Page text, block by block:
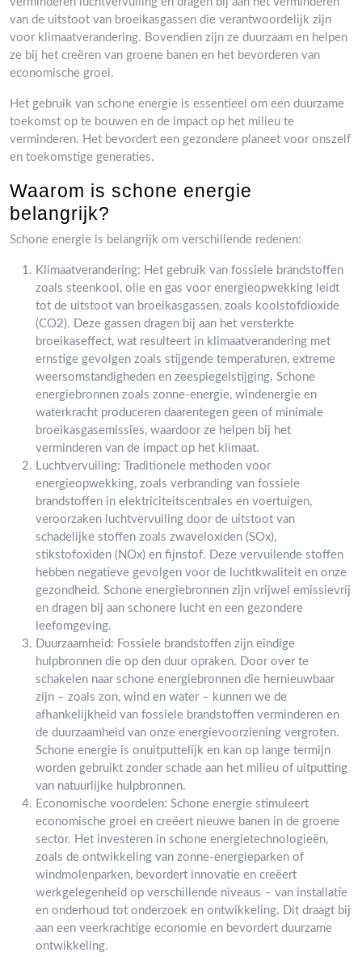
van de uitstoot van broeikasgassen die verantwoordelijk zijn
voor klimaatverandering. Bovendien zijn ze duurzaam en helpen
ze bij het creëren van groene banen en het bevorderen van
economische groei.
Het gebruik van schone energie is essentieel om een duurzame
toekomst op te bouwen en de impact op het milieu te
verminderen. Het bevordert een gezondere planeet voor onszelf
en toekomstige generaties.
Waarom is schone energie
belangrijk?
Schone energie is belangrijk om verschillende redenen:
Klimaatverandering: Het gebruik van fossiele brandstoffen
zoals steenkool, olie en gas voor energieopwekking leidt
tot de uitstoot van broeikasgassen, zoals koolstofdioxide
(CO2). Deze gassen dragen bij aan het versterkte
broeikaseffect, wat resulteert in klimaatverandering met
ernstige gevolgen zoals stijgende temperaturen, extreme
weersomstandigheden en zeespiegelstijging. Schone
energiebronnen zoals zonne-energie, windenergie en
waterkracht produceren daarentegen geen of minimale
broeikasgasemissies, waardoor ze helpen bij het
verminderen van de impact op het klimaat.
Luchtvervuiling: Traditionele methoden voor
energieopwekking, zoals verbranding van fossiele
brandstoffen in elektriciteitscentrales en voertuigen,
veroorzaken luchtvervuiling door de uitstoot van
schadelijke stoffen zoals zwaveloxiden (SOx),
stikstofoxiden (NOx) en fijnstof. Deze vervuilende stoffen
hebben negatieve gevolgen voor de luchtkwaliteit en onze
gezondheid. Schone energiebronnen zijn vrijwel emissievrij
en dragen bij aan schonere lucht en een gezondere
leefomgeving.
Duurzaamheid: Fossiele brandstoffen zijn eindige
hulpbronnen die op den duur opraken. Door over te
schakelen naar schone energiebronnen die hernieuwbaar
zijn – zoals zon, wind en water – kunnen we de
afhankelijkheid van fossiele brandstoffen verminderen en
de duurzaamheid van onze energievoorziening vergroten.
Schone energie is onuitputtelijk en kan op lange termijn
worden gebruikt zonder schade aan het milieu of uitputting
van natuurlijke hulpbronnen.
Economische voordelen: Schone energie stimuleert
economische groei en creëert nieuwe banen in de groene
sector. Het investeren in schone energietechnologieën,
zoals de ontwikkeling van zonne-energieparken of
windmolenparken, bevordert innovatie en creëert
werkgelegenheid op verschillende niveaus – van installatie
en onderhoud tot onderzoek en ontwikkeling. Dit draagt bij
aan een veerkrachtige economie en bevordert duurzame
ontwikkeling.